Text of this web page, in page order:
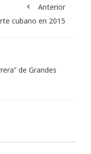
Anterior
cubano en 2015
de Grandes